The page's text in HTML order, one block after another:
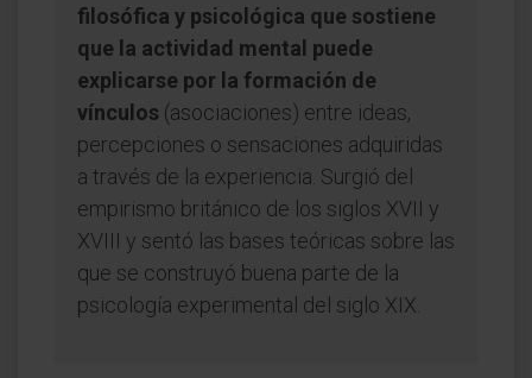
filosófica y psicológica que sostiene
que la actividad mental puede
explicarse por la formación de
vínculos (asociaciones) entre ideas,
percepciones o sensaciones adquiridas
a través de la experiencia. Surgió del
empirismo británico de los siglos XVII y
XVIII y sentó las bases teóricas sobre las
que se construyó buena parte de la
psicología experimental del siglo XIX.